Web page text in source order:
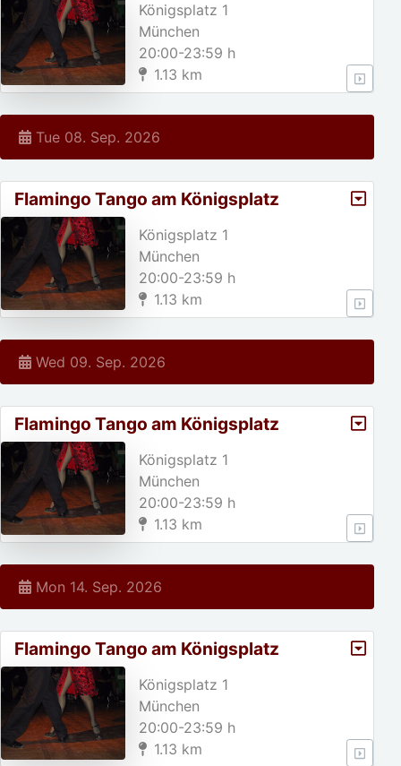
Königsplatz 1
München
20:00-23:59 h
1.13 km
Tue 08. Sep. 2026
Flamingo Tango am Königsplatz
Königsplatz 1
München
20:00-23:59 h
1.13 km
Wed 09. Sep. 2026
Flamingo Tango am Königsplatz
Königsplatz 1
München
20:00-23:59 h
1.13 km
Mon 14. Sep. 2026
Flamingo Tango am Königsplatz
Königsplatz 1
München
20:00-23:59 h
1.13 km